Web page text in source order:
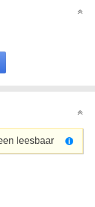
leesbaar